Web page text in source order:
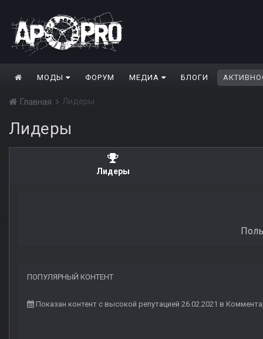
МОДЫ ФОРУМ МЕДИА БЛОГИ
Главная Лидеры
Лидеры
Лидеры
ПОПУЛЯРНЫЙ КОНТЕНТ
Показан контент с высокой репутацией 26.02.2021 в